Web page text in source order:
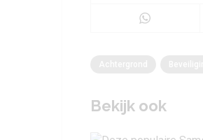
Bekijk ook